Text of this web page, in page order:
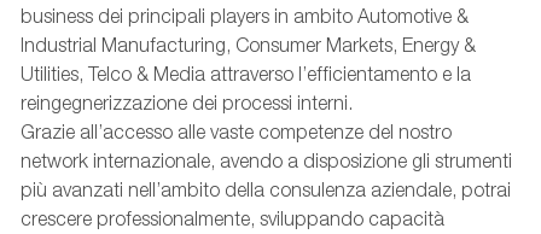
business dei principali players in ambito Automotive &
Industrial Manufacturing, Consumer Markets, Energy &
Utilities, Telco & Media attraverso l’efficientamento e la
reingegnerizzazione dei processi interni.
Grazie all’accesso alle vaste competenze del nostro
network internazionale, avendo a disposizione gli strumenti
più avanzati nell’ambito della consulenza aziendale, potrai
crescere professionalmente, sviluppando capacità